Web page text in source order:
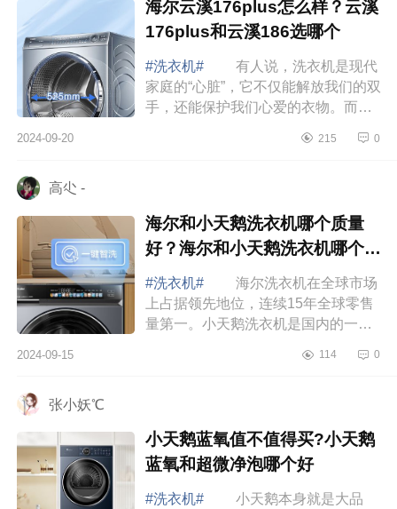
海尔云溪176plus怎么样？云溪
176plus和云溪186选哪个
#洗衣机#
有人说，洗衣机是现代
家庭的“心脏”，它不仅能解放我们的双
手，还能保护我们心爱的衣物。而选
贴心的伙伴，能让家务事变得轻松愉
2024-09-20 215 0
高尐 -
海尔和小天鹅洗衣机哪个质量
好？海尔和小天鹅洗衣机哪个洗
的干净
#洗衣机#
海尔洗衣机在全球市场
上占据领先地位，连续15年全球零售
量第一。小天鹅洗衣机是国内的一线
非常丰富，性价比非常高。很多消费
2024-09-15 114 0
张小妖℃
小天鹅蓝氧值不值得买?小天鹅
蓝氧和超微净泡哪个好
#洗衣机#
小天鹅本身就是大品